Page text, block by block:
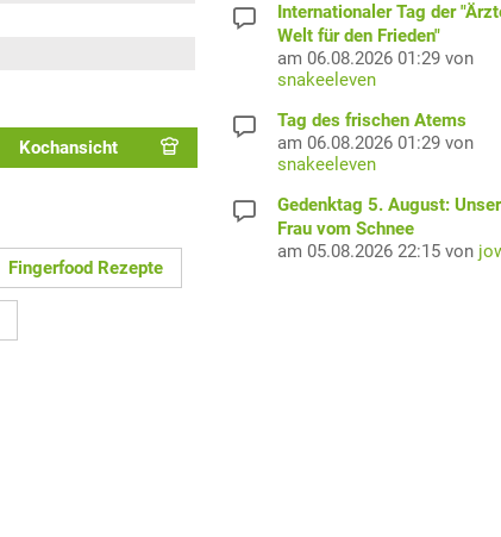
Kochansicht
Fingerfood Rezepte
Internationaler Tag der
Welt für den Frieden"
am 06.08.2026 01:29 von
snakeeleven
Tag des frischen Atems
am 06.08.2026 01:29 von
snakeeleven
Gedenktag 5. August:
Frau vom Schnee
am 05.08.2026 22:15 von